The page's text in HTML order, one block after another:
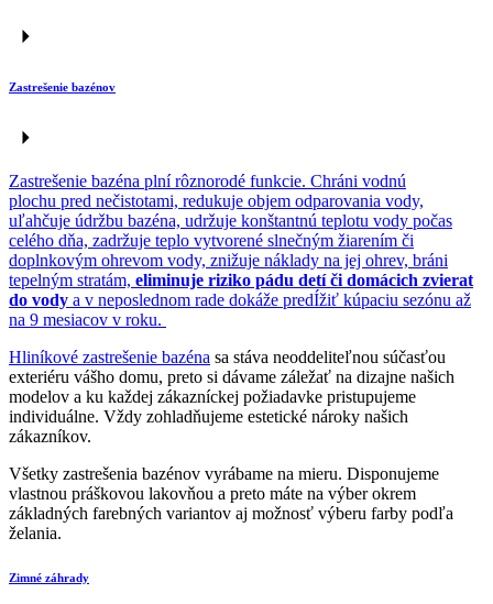
Zastrešenie bazénov
Zastrešenie bazéna plní rôznorodé funkcie. Chráni vodnú
plochu pred nečistotami, redukuje objem odparovania vody,
uľahčuje údržbu bazéna, udržuje konštantnú teplotu vody počas
celého dňa, zadržuje teplo vytvorené slnečným žiarením či
doplnkovým ohrevom vody, znižuje náklady na jej ohrev, bráni
tepelným stratám, eliminuje riziko pádu detí či domácich zvierat
do vody a v neposlednom rade dokáže predÍžiť kúpaciu sezónu až
na 9 mesiacov v roku.
Hliníkové zastrešenie bazéna sa stáva neoddeliteľnou súčasťou
exteriéru vášho domu, preto si dávame záležať na dizajne našich
modelov a ku každej zákazníckej požiadavke pristupujeme
individuálne. Vždy zohladňujeme estetické nároky našich
zákazníkov.
Všetky zastrešenia bazénov vyrábame na mieru. Disponujeme
vlastnou práškovou lakovňou a preto máte na výber okrem
základných farebných variantov aj možnosť výberu farby podľa
želania.
Zimné záhrady